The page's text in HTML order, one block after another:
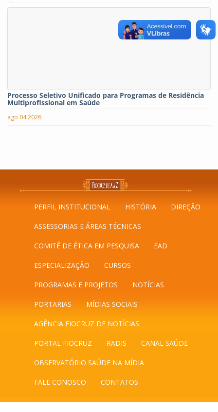
Processo Seletivo Unificado para Programas de Residência
Multiprofissional em Saúde
ago 04 2026
PERFIL INSTITUCIONAL HISTÓRIA DIREÇÃO
ASSESSORIAS E ÁREAS TÉCNICAS
COMITÊ DE ÉTICA EM PESQUISA EAD
ESPECIALIZAÇÃO CURSOS
PROGRAMAS E PROJETOS NOTÍCIAS
PORTARIAS MÍDIAS SOCIAIS
AGÊNCIA FIOCRUZ DE NOTÍCIAS
PORTAL FIOCRUZ RADIS CANAL SAÚDE
OBSERVATÓRIO SAÚDE NA MÍDIA
FALE CONOSCO CONTATOS